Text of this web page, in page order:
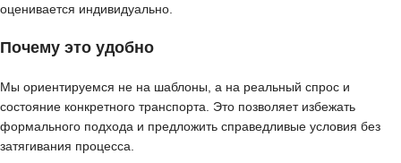
оценивается индивидуально.
Почему это удобно
Мы ориентируемся не на шаблоны, а на реальный спрос и
состояние конкретного транспорта. Это позволяет избежать
формального подхода и предложить справедливые условия без
затягивания процесса.